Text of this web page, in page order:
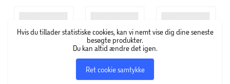
Hvis du tillader statistiske cookies, kan vi nemt vise dig dine seneste
besøgte produkter.
Du kan altid ændre det igen.
Ret cookie samtykke